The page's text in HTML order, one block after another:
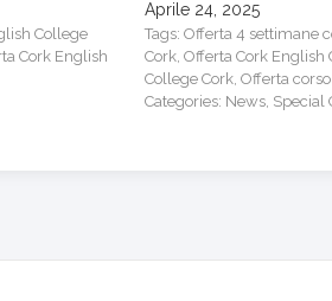
College
Cork English
Aprile 24, 2025
Tags:Offerta 4 settimane
Cork,Offerta Cork English
College Cork,Offerta
Categories: News, Special